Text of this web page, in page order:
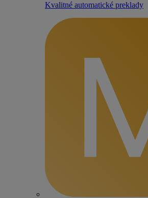
Kvalitné automatické preklady